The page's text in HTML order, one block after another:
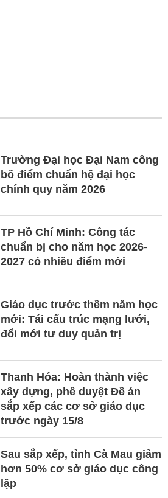
Trường Đại học Đại Nam công
bố điểm chuẩn hệ đại học
chính quy năm 2026
TP Hồ Chí Minh: Công tác
chuẩn bị cho năm học 2026-
2027 có nhiều điểm mới
Giáo dục trước thềm năm học
mới: Tái cấu trúc mạng lưới,
đổi mới tư duy quản trị
Thanh Hóa: Hoàn thành việc
xây dựng, phê duyệt Đề án
sắp xếp các cơ sở giáo dục
trước ngày 15/8
Sau sắp xếp, tỉnh Cà Mau giảm
hơn 50% cơ sở giáo dục công
lập